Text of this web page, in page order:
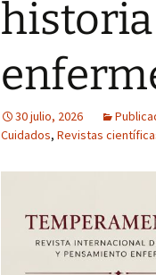
de Historia y
Pensamiento Enfermero
Jóvenes y alcohol:
percepción del riesgo
asociado al estilo de vida
G6 La
Ilustración:
Síntesis
analizar-
Trabajos
30 julio, 2026
Cuidados, Revistas